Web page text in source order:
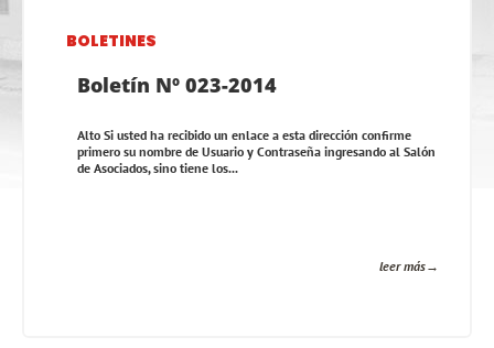
BOLETINES
Boletín Nº 023-2014
Alto Si usted ha recibido un enlace a esta dirección confirme
primero su nombre de Usuario y Contraseña ingresando al Salón
de Asociados, sino tiene los...
leer más